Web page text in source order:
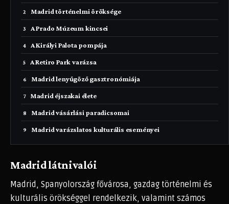
Madrid történelmi öröksége
A Prado Múzeum kincsei
A Királyi Palota pompája
A Retiro Park varázsa
Madrid lenyűgöző gasztronómiája
Madrid éjszakai élete
Madrid vásárlási paradicsomai
Madrid varázslatos kulturális eseményei
Madrid látnivalói
Madrid, Spanyolország fővárosa, gazdag történelmi és
kulturális örökséggel rendelkezik, valamint számos